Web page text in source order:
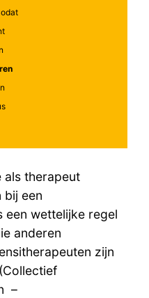
als therapeut
bij een
een wettelijke regel
anderen
zijn
–